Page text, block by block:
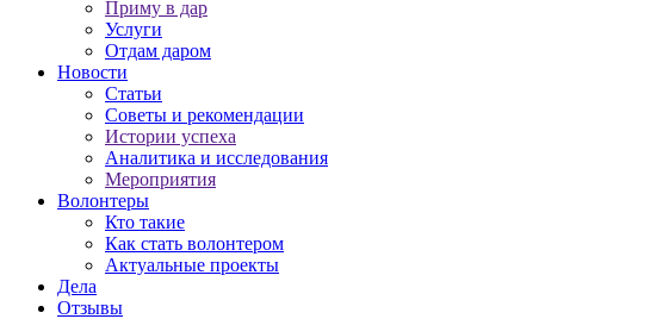
Приму в дар
Услуги
Отдам даром
Новости
Статьи
Советы и рекомендации
Истории успеха
Аналитика и исследования
Мероприятия
Волонтеры
Кто такие
Как стать волонтером
Актуальные проекты
Дела
Отзывы